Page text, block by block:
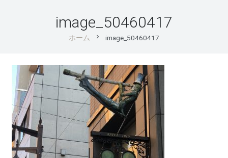
image_50460417
ホーム chevron_right image_50460417